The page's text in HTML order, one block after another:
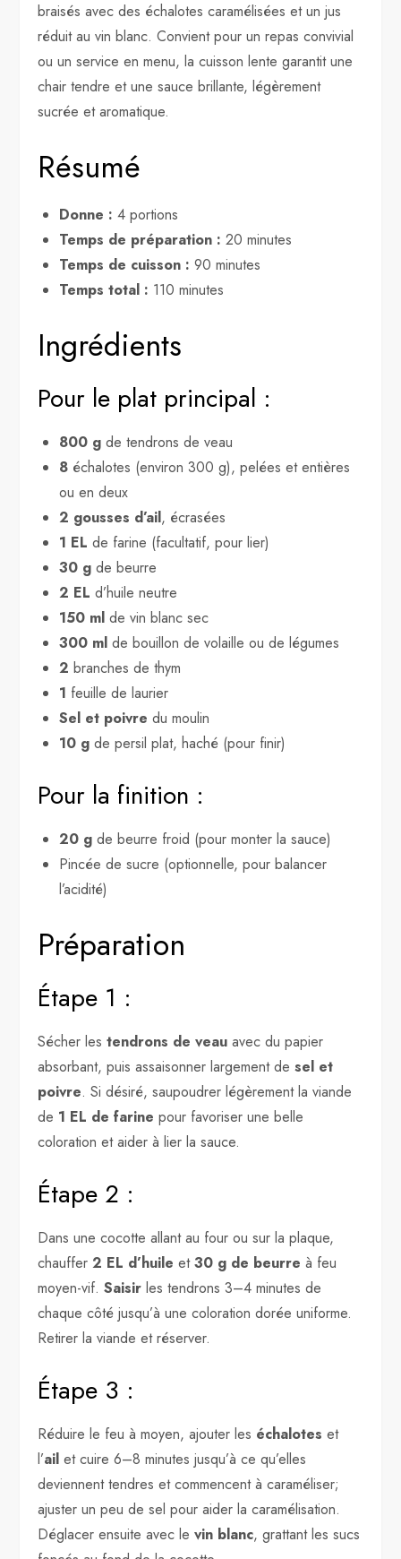
braisés avec des échalotes caramélisées et un jus
réduit au vin blanc. Convient pour un repas convivial
ou un service en menu, la cuisson lente garantit une
chair tendre et une sauce brillante, légèrement
sucrée et aromatique.
Résumé
Donne : 4 portions
Temps de préparation : 20 minutes
Temps de cuisson : 90 minutes
Temps total : 110 minutes
Ingrédients
Pour le plat principal :
800 g de tendrons de veau
8 échalotes (environ 300 g), pelées et entières
ou en deux
2 gousses d’ail, écrasées
1 EL de farine (facultatif, pour lier)
30 g de beurre
2 EL d’huile neutre
150 ml de vin blanc sec
300 ml de bouillon de volaille ou de légumes
2 branches de thym
1 feuille de laurier
Sel et poivre du moulin
10 g de persil plat, haché (pour finir)
Pour la finition :
20 g de beurre froid (pour monter la sauce)
Pincée de sucre (optionnelle, pour balancer
l’acidité)
Préparation
Étape 1 :
Sécher lestendrons de veau avec du papier
absorbant, puis assaisonner largement desel et
poivre. Si désiré, saupoudrer légèrement la viande
de 1 EL de farine pour favoriser une belle
coloration et aider à lier la sauce.
Étape 2 :
Dans une cocotte allant au four ou sur la plaque,
chauffer2 EL d’huile et30 g de beurre à feu
moyen-vif.Saisir les tendrons 3–4 minutes de
chaque côté jusqu’à une coloration dorée uniforme.
Retirer la viande et réserver.
Étape 3 :
Réduire le feu à moyen, ajouter les échalotes et
l’ail et cuire 6–8 minutes jusqu’à ce qu’elles
deviennent tendres et commencent à caraméliser;
ajuster un peu de sel pour aider la caramélisation.
Déglacer ensuite avec levin blanc, grattant les sucs